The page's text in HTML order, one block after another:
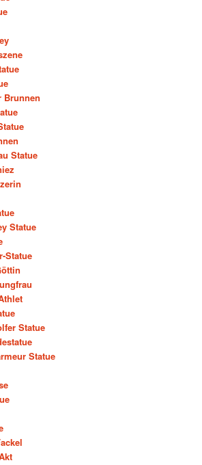
Brunnen
Statue
Statue
Statue
Statue
Statue